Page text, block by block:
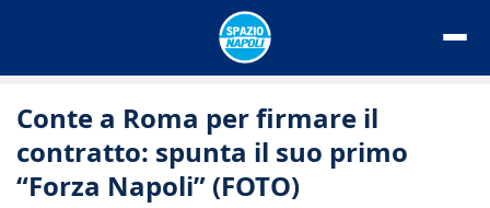
Conte a Roma per firmare il
contratto: spunta il suo primo
“Forza Napoli” (FOTO)